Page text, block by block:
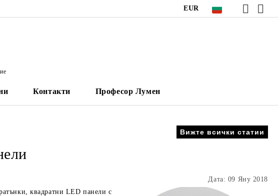
EUR
Контакти Професор Лумен
Вижте всички статии
Дата: 09 Яну 2018
квадратни LED панели с